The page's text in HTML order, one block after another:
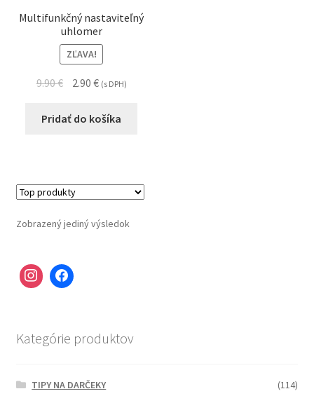
Multifunkčný nastaviteľný
uhlomer
ZĽAVA!
9.90€ 2.90 € (s DPH)
Pridať do košíka
Zobrazený jediný výsledok
Kategórie produktov
TIPY NA DARČEKY
(114)